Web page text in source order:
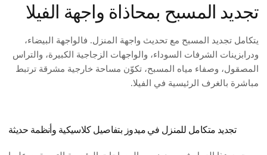
تجديد المسبح بمحاذاة واجهة الفيلا
يتكامل تجديد المسبح مع تحديث واجهة المنزل. فالواجهة البيضاء،
ودرابزينات الشرفات السوداء، والواجهات الزجاجية الكبيرة، والتراس
المصقول، وصفاء مياه المسبح، تكوّن مساحة خارجية مشرقة ترتبط
مباشرة بالغرف الرئيسية في الفيلا.
تجديد متكامل للمنزل في ميدوز بتفاصيل كلاسيكية وأنظمة حديثة